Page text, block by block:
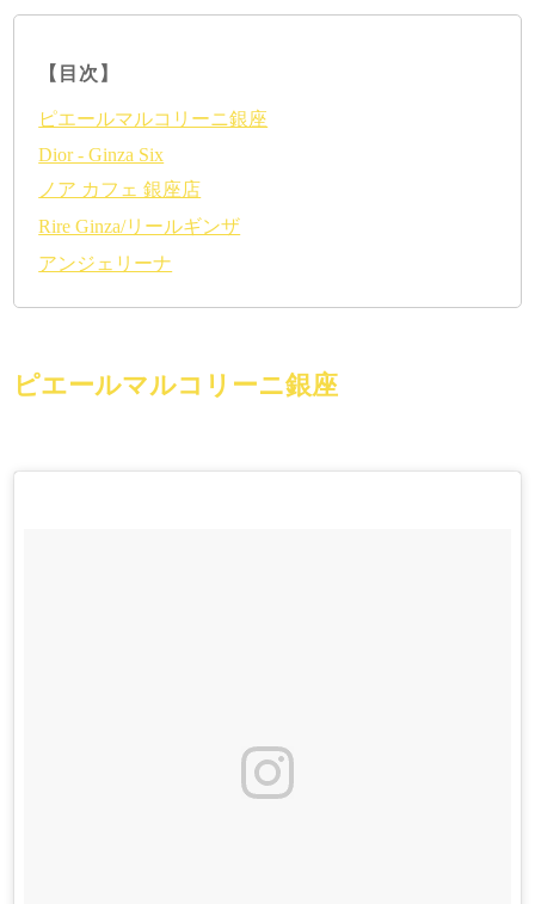
【目次】
ピエールマルコリーニ銀座
Dior - Ginza Six
ノア カフェ 銀座店
Rire Ginza/リールギンザ
アンジェリーナ
ピエールマルコリーニ銀座